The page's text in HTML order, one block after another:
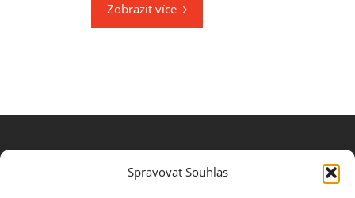
Spravovat Souhlas
Zobrazit více
NEWSLETTER